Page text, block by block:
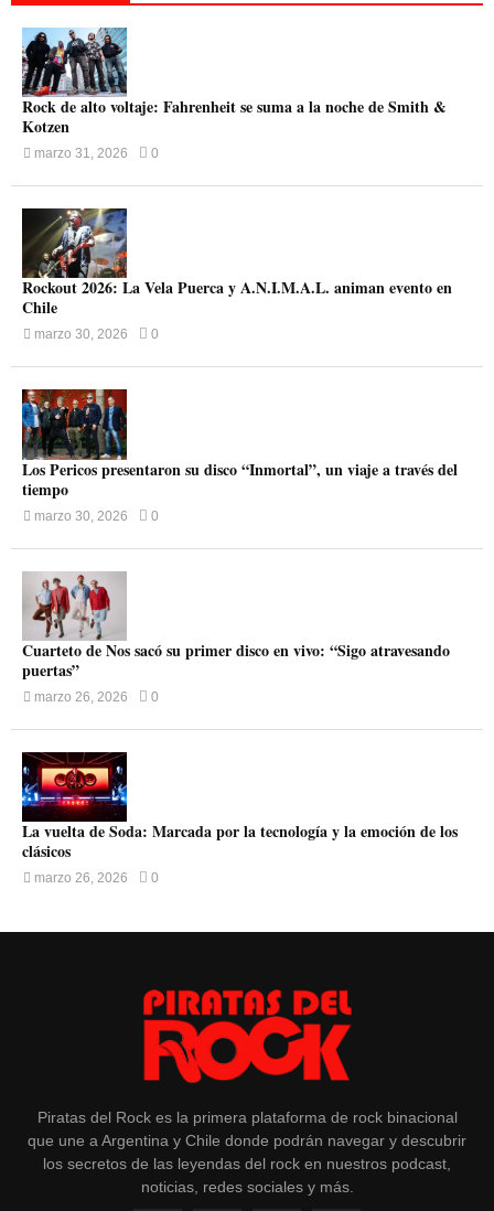
Rock de alto voltaje: Fahrenheit se suma a la noche de Smith &
Kotzen
marzo 31, 2026 0
Rockout 2026: La Vela Puerca y A.N.I.M.A.L. animan evento en
Chile
marzo 30, 2026 0
Los Pericos presentaron su disco “Inmortal”, un viaje a través del
tiempo
marzo 30, 2026 0
Cuarteto de Nos sacó su primer disco en vivo: “Sigo atravesando
puertas”
marzo 26, 2026 0
La vuelta de Soda: Marcada por la tecnología y la emoción de los
clásicos
marzo 26, 2026 0
Piratas del Rock es la primera plataforma de rock binacional
que une a Argentina y Chile donde podrán navegar y descubrir
los secretos de las leyendas del rock en nuestros podcast,
noticias, redes sociales y más.